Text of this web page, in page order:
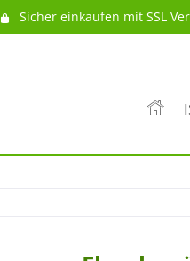
Sicher einkaufen mit SSL